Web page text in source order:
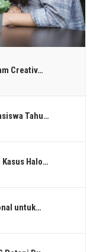
Creativ…
Tahu…
Halo…
untuk…